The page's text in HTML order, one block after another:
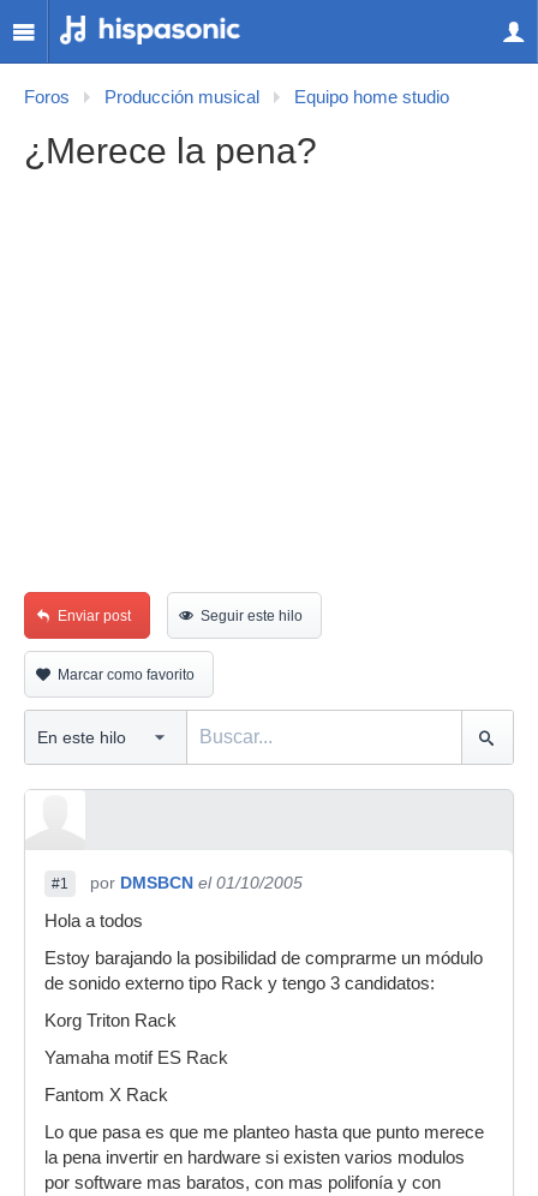
Foros Producción musical Equipo home studio
¿Merece la pena?
Enviar post Seguir este hilo
Marcar como favorito
#1 por DMSBCN el 01/10/2005
Hola a todos
Estoy barajando la posibilidad de comprarme un módulo
de sonido externo tipo Rack y tengo 3 candidatos:
Korg Triton Rack
Yamaha motif ES Rack
Fantom X Rack
Lo que pasa es que me planteo hasta que punto merece
la pena invertir en hardware si existen varios modulos
por software mas baratos, con mas polifonía y con